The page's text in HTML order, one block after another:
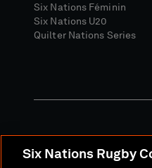
Six Nations Féminin
Six Nations U20
Quilter Nations Series
Six Nations Rugby